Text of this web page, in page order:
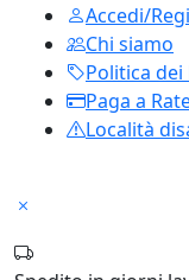
Accedi/
Chi siamo
Politica dei
Paga a
Località